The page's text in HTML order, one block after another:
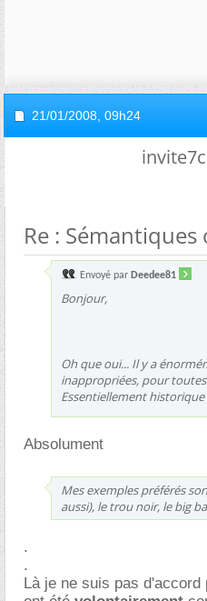
21/01/2008, 09h24
Re : Sémantiques
Envoyé par Deedee81
Bonjour,
Oh que oui... Il y a
inappropriées, pour
Essentiellement historique
Absolument
Mes exemples préférés
aussi), le trou noir, le big
.
.
Là je ne suis pas